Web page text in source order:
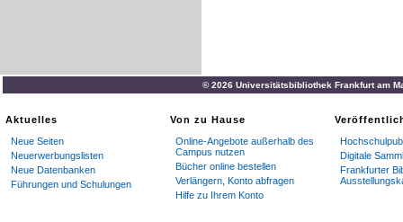
© 2026 Universitätsbibliothek Frankfurt am
Aktuelles
Neue Seiten
Neuerwerbungslisten
Neue Datenbanken
Führungen und Schulungen
Von zu Hause
Online-Angebote außerhalb des
Campus nutzen
Bücher online bestellen
Verlängern, Konto abfragen
Hilfe zu Ihrem Konto
Digitale
Frankfurter